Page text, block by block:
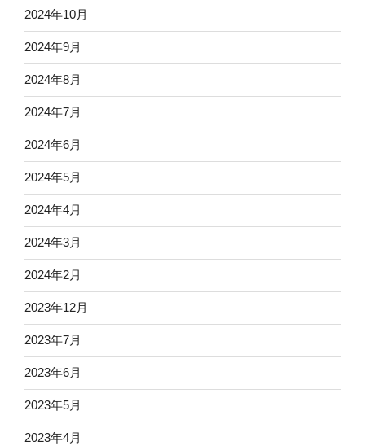
2024年10月
2024年9月
2024年8月
2024年7月
2024年6月
2024年5月
2024年4月
2024年3月
2024年2月
2023年12月
2023年7月
2023年6月
2023年5月
2023年4月